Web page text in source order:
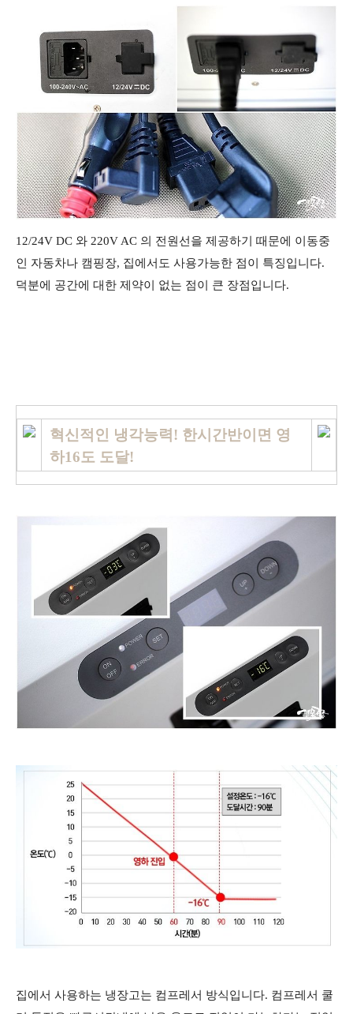
12/24V DC 와 220V AC 의 전원선을 제공하기 때문에 이동중
인 자동차나 캠핑장, 집에서도 사용가능한 점이 특징입니다.
덕분에 공간에 대한 제약이 없는 점이 큰 장점입니다.
혁신적인 냉각능력! 한시간반이면 영
하16도 도달!
집에서 사용하는 냉장고는 컴프레서 방식입니다. 컴프레서 쿨